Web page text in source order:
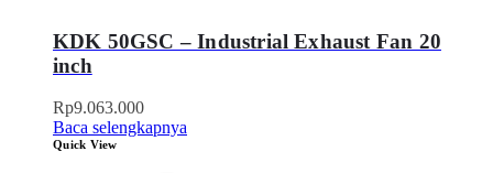
KDK 50GSC – Industrial Exhaust Fan 20
inch
Rp9.063.000
Baca selengkapnya
Quick View